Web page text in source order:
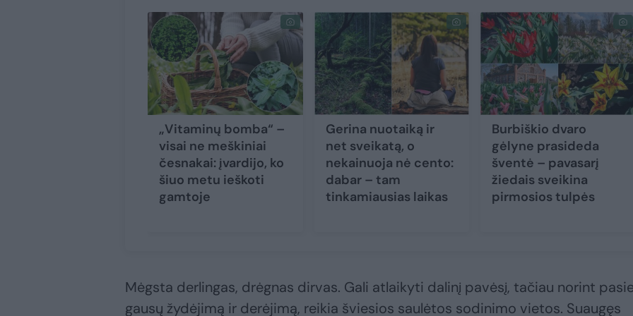
„Vitaminų bomba“ –
visai ne meškiniai
česnakai: įvardijo, ko
šiuo metu ieškoti
gamtoje
Gerina nuotaiką ir
net sveikatą, o
nekainuoja nė cento:
dabar – tam
tinkamiausias laikas
Burbiškio dvaro
gėlyne prasideda
šventė – pavasarį
žiedais sveikina
pirmosios tulpės
Mėgsta derlingas, drėgnas dirvas. Gali atlaikyti dalinį pavėsį, tačiau norint
gausų žydėjimą ir derėjimą, reikia šviesios saulėtos sodinimo vietos. Suaugęs